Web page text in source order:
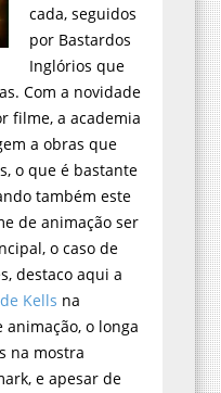
cada, seguidos
por Bastardos
Inglórios que
Com a novidade
filme, a academia
a obras que
o que é bastante
também este
de animação ser
o caso de
destaco aqui a
Kells na
o longa
na mostra
e apesar de